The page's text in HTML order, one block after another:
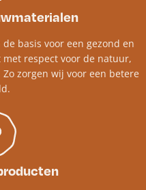
basis voor een gezond en
respect voor de natuur,
zorgen wij voor een betere